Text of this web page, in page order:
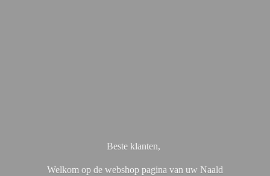
Beste klanten,
Welkom op de webshop pagina van uw Naald